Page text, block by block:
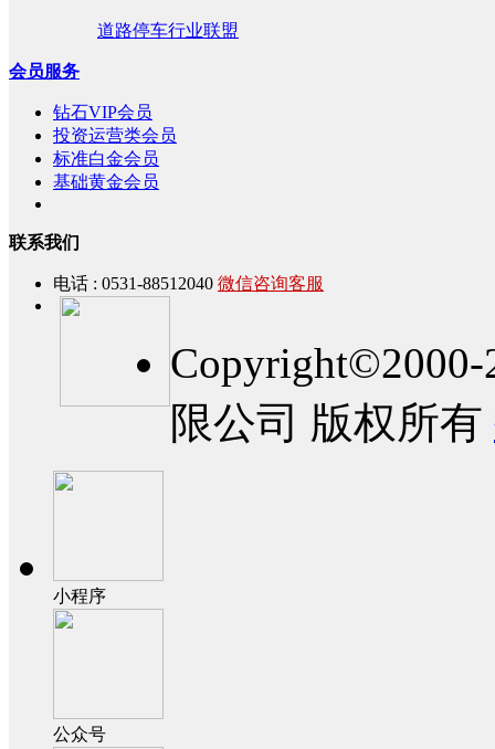
道路停车行业联盟
会员服务
钻石VIP会员
投资运营类会员
标准白金会员
基础黄金会员
联系我们
电话 : 0531-88512040 微信咨询客服
限公司 版权所有
小程序
公众号